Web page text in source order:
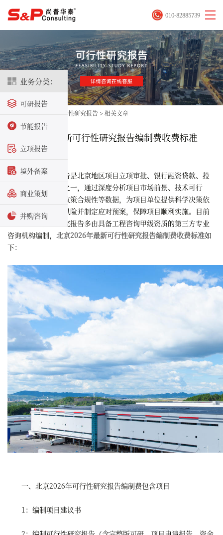
业务分类：
可研报告
节能报告
立项报告
境外备案
商业策划
并购咨询
010-82885739
可行性研究报告 > 相关文章
北京2026年最新可行性研究报告编制费收费标准
2026-04-02
可行性研究报告是北京地区项目立项审批、银行融资贷款、投
资决策的重要资料之一，通过深度分析项目市场前景、技术可行
性、财务收益率、政策合规性等数据，为项目单位提供科学决策依
据，精准识别项目风险并制定应对预案，保障项目顺利实施。目前
北京地区可行性研究报告多由具备工程咨询甲级资质的第三方专业
咨询机构编制， 北京2026年最新可行性研究报告编制费收费标准如
下：
一、北京2026年可行性研究报告编制费包含项目
1：编制项目建议书